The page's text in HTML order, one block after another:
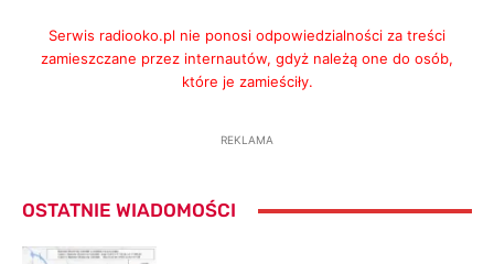
Serwis radiooko.pl nie ponosi odpowiedzialności za treści
zamieszczane przez internautów, gdyż należą one do osób,
które je zamieściły.
REKLAMA
OSTATNIE WIADOMOŚCI